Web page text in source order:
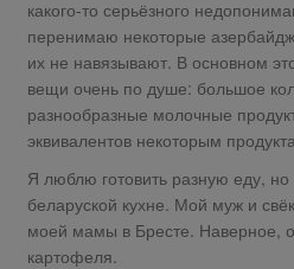
какого-то серьёзного
перенимаю некоторые
их не навязывают. В основном
вещи очень по душе: большое
разнообразные молочные
эквивалентов некоторым
Я люблю готовить разную еду,
беларуской кухне. Мой муж и
моей мамы в Бресте. Наверное,
картофеля.